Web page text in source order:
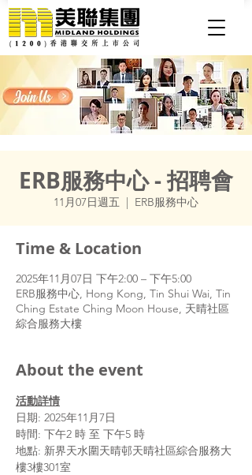
ERB服務中心 - 招聘會
11月07日週五
  |
ERB服務中心
Time & Location
2025年11月07日 下午2:00 – 下午5:00
ERB服務中心, Hong Kong, Tin Shui Wai, Tin
Ching Estate Ching Moon House, 天晴社區
綜合服務大樓
About the event
活動詳情
日期: 2025年11月7日
時間: 下午2 時 至 下午5 時
地點: 新界天水圍天晴邨天晴社區綜合服務大
樓3樓301室